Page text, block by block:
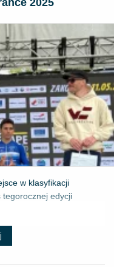
2025
w klasyfikacji
tegorocznej edycji